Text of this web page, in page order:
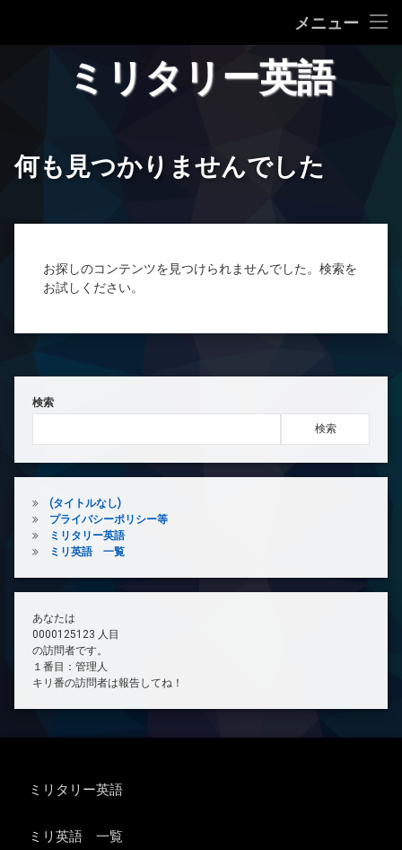
メニュー
ミリ英語 一覧
ミリタリー英語
何も見つかりませんでした
お探しのコンテンツを見つけられませんでした。検索を
お試しください。
検索
検索
(タイトルなし)
プライバシーポリシー等
ミリタリー英語
ミリ英語 一覧
あなたは
0000125123 人目
の訪問者です。
１番目：管理人
キリ番の訪問者は報告してね！
ミリタリー英語
ミリ英語 一覧